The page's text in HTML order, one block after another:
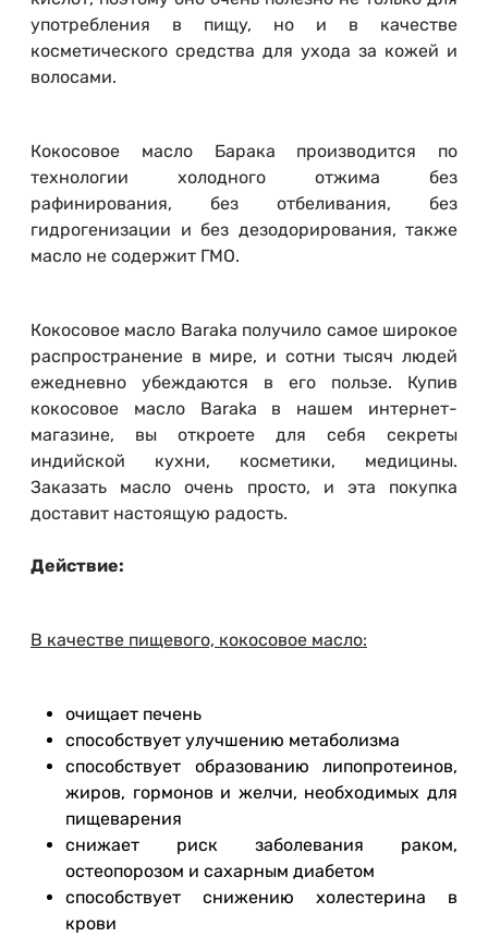
употребления в пищу, но и в качестве
косметического средства для ухода за кожей и
волосами.
Кокосовое масло Барака производится по
технологии холодного отжима без
рафинирования, без отбеливания, без
гидрогенизации и без дезодорирования, также
масло не содержит ГМО.
Кокосовое масло Baraka получило самое широкое
распространение в мире, и сотни тысяч людей
ежедневно убеждаются в его пользе. Купив
кокосовое масло Baraka в нашем интернет-
магазине, вы откроете для себя секреты
индийской кухни, косметики, медицины.
Заказать масло очень просто, и эта покупка
доставит настоящую радость.
Действие:
В качестве пищевого, кокосовое масло:
очищает печень
способствует улучшению метаболизма
способствует образованию липопротеинов,
жиров, гормонов и желчи, необходимых для
пищеварения
снижает риск заболевания раком,
остеопорозом и сахарным диабетом
способствует снижению холестерина в
крови